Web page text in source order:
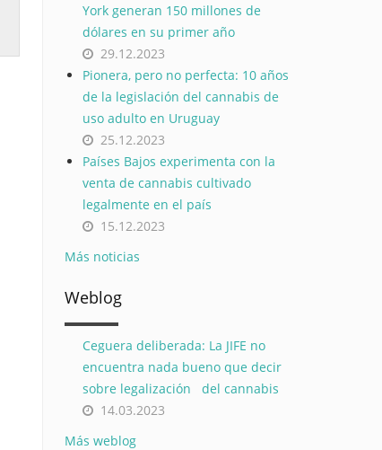
York generan 150 millones de
dólares en su primer año
29.12.2023
Pionera, pero no perfecta: 10 años
de la legislación del cannabis de
uso adulto en Uruguay
25.12.2023
Países Bajos experimenta con la
venta de cannabis cultivado
legalmente en el país
15.12.2023
Más noticias
Weblog
Ceguera deliberada: La JIFE no
encuentra nada bueno que decir
sobre legalización del cannabis
14.03.2023
Más weblog